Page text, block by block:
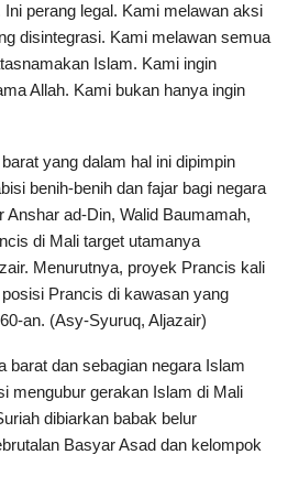
perang legal. Kami melawan aksi
disintegrasi. Kami melawan semua
Islam. Kami ingin
Allah. Kami bukan hanya ingin
yang dalam hal ini dipimpin
benih-benih dan fajar bagi negara
Anshar ad-Din, Walid Baumamah,
di Mali target utamanya
Menurutnya, proyek Prancis kali
Prancis di kawasan yang
an. (Asy-Syuruq, Aljazair)
barat dan sebagian negara Islam
mengubur gerakan Islam di Mali
dibiarkan babak belur
Basyar Asad dan kelompok